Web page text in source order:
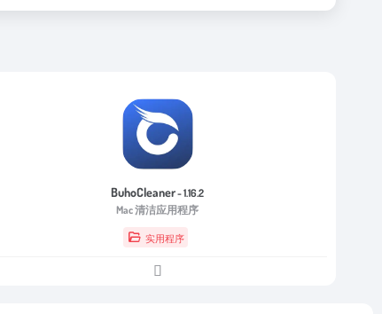
BuhoCleaner- 1.16.2
Mac 清洁应用程序
实用程序